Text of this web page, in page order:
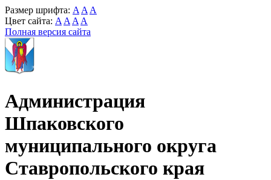
Размер шрифта: A A A
Цвет сайта: A A A A
Полная версия сайта
Администрация
Шпаковского
муниципального округа
Ставропольского края